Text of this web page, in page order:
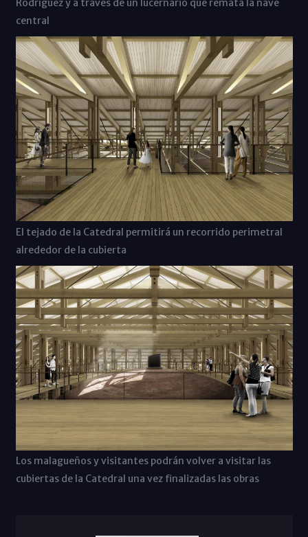
Rodríguez y a través de un lucernario que remata la nave
central
El tejado de la Catedral permitirá un recorrido perimetral
alrededor de la cubierta
Los malagueños y visitantes podrán volver a visitar las
cubiertas de la Catedral una vez finalizadas las obras